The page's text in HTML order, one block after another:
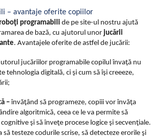
– avantaje oferite copiilor
programabili de pe site-ul nostru ajută
de bază, cu ajutorul unor jucării
. Avantajele oferite de astfel de jucării:
jucăriilor programabile copilul învaţă nu
tehnologia digitală, ci şi cum să îşi creeeze,
–învăţând să programeze, copiii vor învăţa
algoritmică, ceea ce le va permite să
şi să înveţe procese logice şi secvenţiale.
să testeze codurile scrise, să detecteze erorile şi